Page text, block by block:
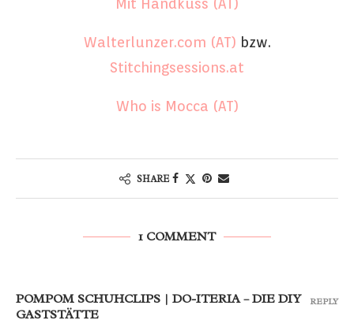
Mit Handkuss (AT)
Walterlunzer.com (AT) bzw.
Stitchingsessions.at
Who is Mocca (AT)
SHARE
1 COMMENT
POMPOM SCHUHCLIPS | DO-ITERIA – DIE DIY
GASTSTÄTTE
REPLY